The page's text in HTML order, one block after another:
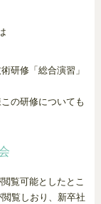
研修「総合演習」
この研修についても
覧可能としたとこ
覧しおり、新卒社